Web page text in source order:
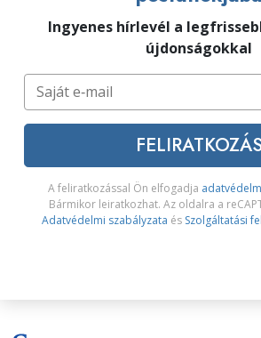
Ingyenes hírlevél a
újdonságokkal
A feliratkozással Ön elfogadja
Bármikor leiratkozhat. Az oldalra a
Adatvédelmi szabályzata és Szolgáltatási